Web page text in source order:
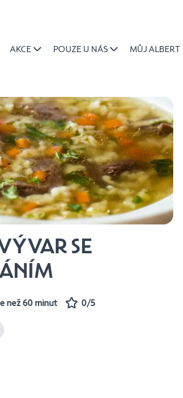
AKCE POUZE U NÁS MŮJ ALBERT
SE
než 60 minut 0/5